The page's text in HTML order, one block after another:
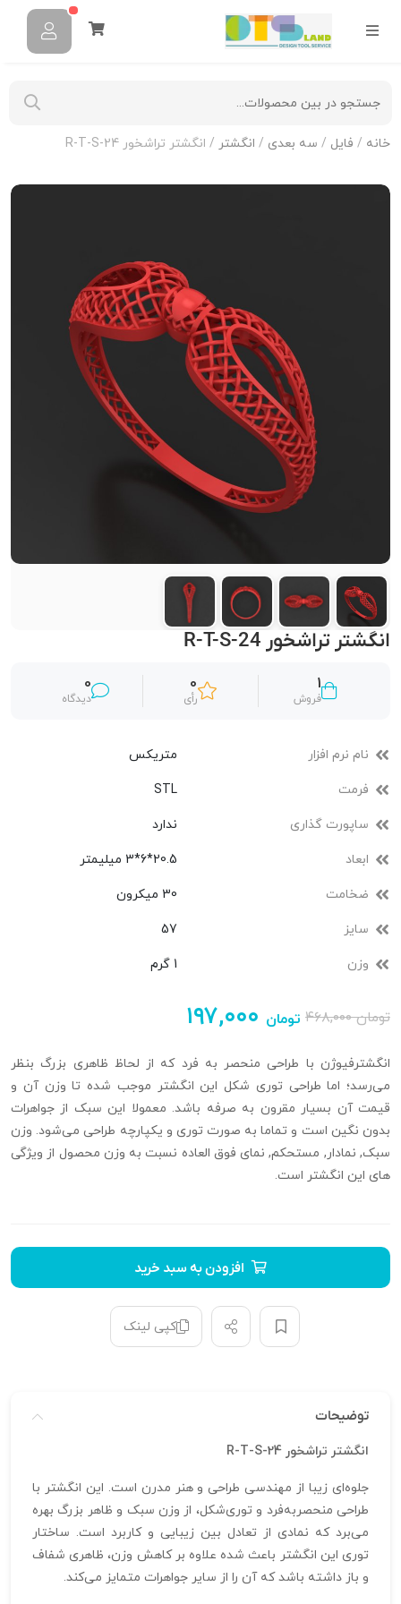
خانه / فایل / سه بعدی / انگشتر / انگشتر تراشخور R-T-S-24
انگشتر تراشخور R-T-S-24
1
فروش
0
رأی
0
دیدگاه
نام نرم افزار متریکس
فرمت STL
ساپورت گذاری ندارد
ابعاد 20.5*6*3 میلیمتر
ضخامت 30 میکرون
سایز 57
وزن 1 گرم
۴۶۸,۰۰۰تومان ۱۹۷,۰۰۰ تومان
انگشترفیوژن با طراحی منحصر به فرد که از لحاظ ظاهری بزرگ بنظر
می‌رسد؛ اما طراحی توری شکل این انگشتر موجب شده تا وزن آن و
قیمت آن بسیار مقرون به صرفه باشد. معمولا این سبک از جواهرات
بدون نگین است و تماما به صورت توری و یکپارچه طراحی می‌شود. وزن
سبک, نمادار, مستحکم, نمای فوق العاده نسبت به وزن محصول از ویژگی
های این انگشتر است.
افزودن به سبد خرید
کپی لینک
توضیحات
انگشتر تراشخور R-T-S-24
جلوه‌ای زیبا از مهندسی طراحی و هنر مدرن است. این انگشتر با
طراحی منحصربه‌فرد و توری‌شکل، از وزن سبک و ظاهر بزرگ بهره
می‌برد که نمادی از تعادل بین زیبایی و کاربرد است. ساختار
توری این انگشتر باعث شده علاوه بر کاهش وزن، ظاهری شفاف
و باز داشته باشد که آن را از سایر جواهرات متمایز می‌کند.